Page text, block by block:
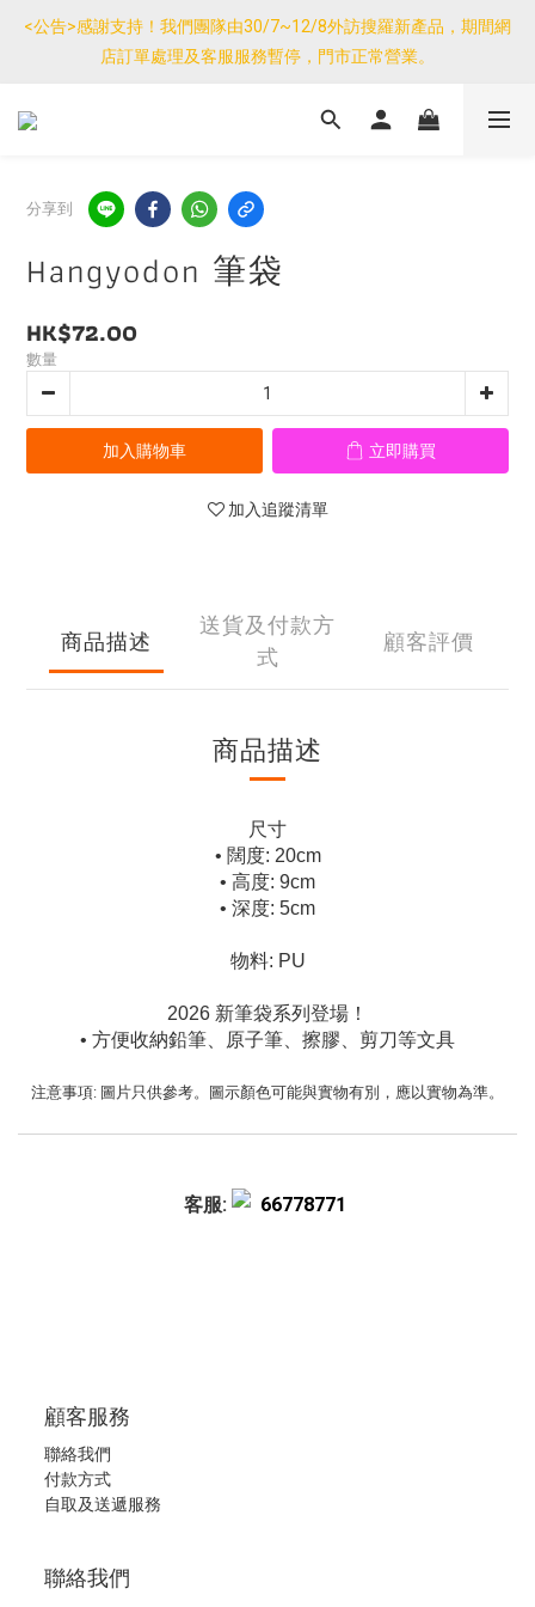
優惠免運產品如與其他商品同單購買，其他商品每件只需加$7運
費。(大件/較重產品除外)
<公告>感謝支持！我們團隊由30/7~12/8外訪搜羅新產品，期間網
店訂單處理及客服服務暫停，門市正常營業。
優惠免運產品如與其他商品同單購買，其他商品每件只需加$7運
分享到
Hangyodon 筆袋
HK$72.00
數量
加入購物車 立即購買
加入追蹤清單
商品描述
送貨及付款方
式
顧客評價
商品描述
尺寸
• 闊度: 20cm
• 高度: 9cm
• 深度: 5cm
物料: PU
2026 新筆袋系列登場！
• 方便收納鉛筆、原子筆、擦膠、剪刀等文具
注意事項: 圖片只供參考。圖示顏色可能與實物有別，應以實物為準。
客服: 66778771
顧客服務
聯絡我們
付款方式
自取及送遞服務
聯絡我們